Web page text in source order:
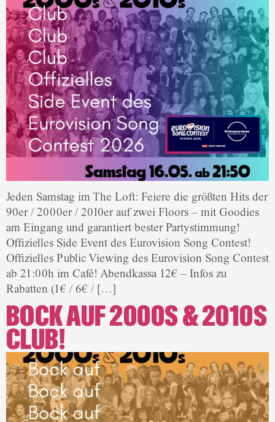
Jeden Samstag im The Loft: Feiere die größten Hits der
90er / 2000er / 2010er auf zwei Floors – mit Goodies
am Eingang und garantiert bester Partystimmung!
Offizielles Side Event des Eurovision Song Contest!
Offizielles Public Viewing des Eurovision Song Contest
ab 21:00h im Café! Abendkassa 12€ – Infos zu
Rabatten (1€ / 6€ / […]
BOCK AUF 2000S & 2010S
CLUB!